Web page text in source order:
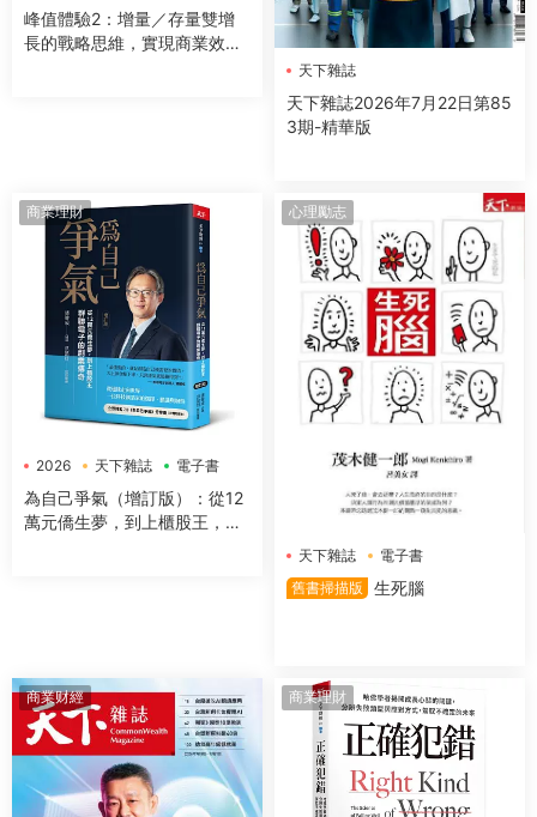
峰值體驗2：增量／存量雙增
長的戰略思維，實現商業效益
天下雜誌
天下雜誌2026年7月22日第85
3期-精華版
商業理財
2026 天下雜誌 電子書
為自己爭氣（增訂版）：從12
萬元僑生夢，到上櫃股王，群
心理勵志
天下雜誌
電子書
舊書掃描版
生死腦
商業财經 商業理財